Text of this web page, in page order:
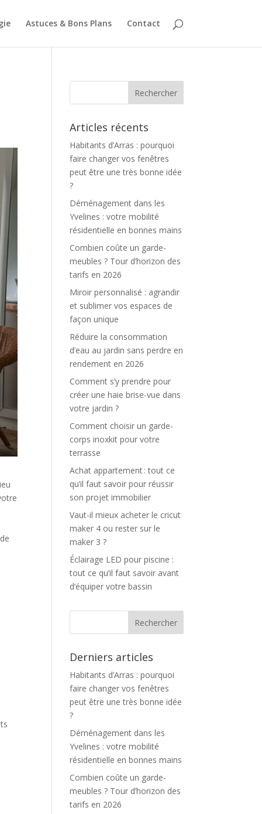
Astuces & Bons Plans Contact
Articles récents
Habitants d’Arras : pourquoi
faire changer vos fenêtres
peut être une très bonne idée
?
Déménagement dans les
Yvelines : votre mobilité
résidentielle en bonnes mains
Combien coûte un garde-
meubles ? Tour d’horizon des
tarifs en 2026
Miroir personnalisé : agrandir
et sublimer vos espaces de
façon unique
Réduire la consommation
d’eau au jardin sans perdre en
rendement en 2026
Comment s’y prendre pour
créer une haie brise-vue dans
votre jardin ?
Comment choisir un garde-
corps inoxkit pour votre
terrasse
Achat appartement : tout ce
qu’il faut savoir pour réussir
son projet immobilier
Vaut-il mieux acheter le cricut
maker 4 ou rester sur le
maker 3 ?
Éclairage LED pour piscine :
tout ce qu’il faut savoir avant
d’équiper votre bassin
Derniers articles
Habitants d’Arras : pourquoi
faire changer vos fenêtres
peut être une très bonne idée
?
Déménagement dans les
Yvelines : votre mobilité
résidentielle en bonnes mains
Combien coûte un garde-
meubles ? Tour d’horizon des
tarifs en 2026